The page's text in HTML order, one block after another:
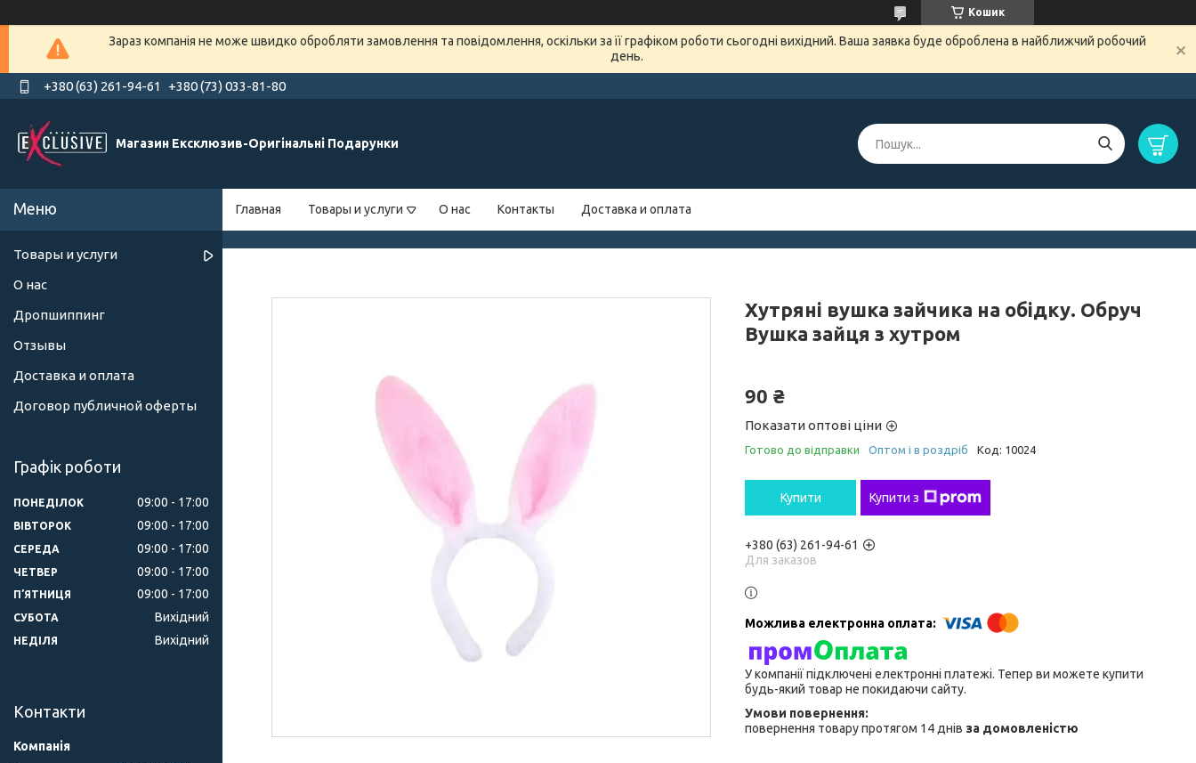
Кошик
Зараз компанія не може швидко обробляти замовлення та повідомлення, оскільки за її графіком роботи сьогодні вихідний. Ваша заявка буде оброблена в найближчий робочий
день.
+380 (63) 261-94-61 +380 (73) 033-81-80
Магазин Ексклюзив-Оригінальні Подарунки
Главная Товары и услуги О нас Контакты Доставка и оплата
Хутряні вушка зайчика на обідку. Обруч
Вушка зайця з хутром
90 ₴
Показати оптові ціни
Готово до відправки Оптом і в роздріб Код: 10024
Купити Купити з
+380 (63) 261-94-61
Для заказов
У компанії підключені електронні платежі. Тепер ви можете купити
будь-який товар не покидаючи сайту.
повернення товару протягом 14 днів за домовленістю
Товары и услуги
О нас
Дропшиппинг
Отзывы
Доставка и оплата
Договор публичной оферты
Графік роботи
ПОНЕДІЛОК 09:00 17:00
ВІВТОРОК 09:00 17:00
СЕРЕДА 09:00 17:00
ЧЕТВЕР 09:00 17:00
ПʼЯТНИЦЯ 09:00 17:00
СУБОТА Вихідний
НЕДІЛЯ Вихідний
Контакти